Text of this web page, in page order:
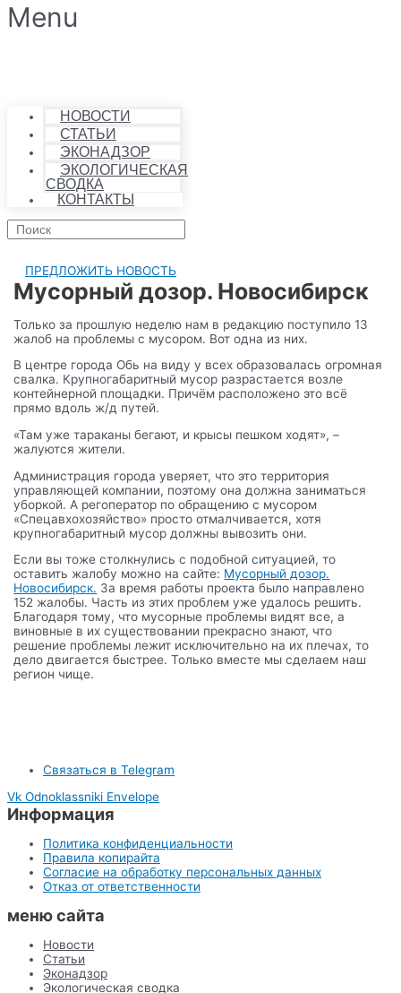
Menu
НОВОСТИ
СТАТЬИ
ЭКОНАДЗОР
ЭКОЛОГИЧЕСКАЯ
СВОДКА
КОНТАКТЫ
ПРЕДЛОЖИТЬ НОВОСТЬ
Мусорный дозор. Новосибирск
Только за прошлую неделю нам в редакцию поступило 13
жалоб на проблемы с мусором. Вот одна из них.
В центре города Обь на виду у всех образовалась огромная
свалка. Крупногабаритный мусор разрастается возле
контейнерной площадки. Причём расположено это всё
прямо вдоль ж/д путей.
«Там уже тараканы бегают, и крысы пешком ходят», –
жалуются жители.
Администрация города уверяет, что это территория
управляющей компании, поэтому она должна заниматься
уборкой. А регоператор по обращению с мусором
«Спецавхохозяйство» просто отмалчивается, хотя
крупногабаритный мусор должны вывозить они.
Если вы тоже столкнулись с подобной ситуацией, то
оставить жалобу можно на сайте: Мусорный дозор.
Новосибирск. За время работы проекта было направлено
152 жалобы. Часть из этих проблем уже удалось решить.
Благодаря тому, что мусорные проблемы видят все, а
виновные в их существовании прекрасно знают, что
решение проблемы лежит исключительно на их плечах, то
дело двигается быстрее. Только вместе мы сделаем наш
регион чище.
Связаться в Telegram
Vk Odnoklassniki Envelope
Информация
Политика конфиденциальности
Правила копирайта
Согласие на обработку персональных данных
Отказ от ответственности
меню сайта
Новости
Статьи
Эконадзор
Экологическая сводка